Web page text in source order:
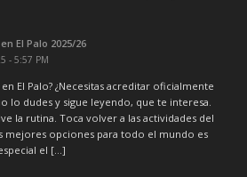
El Palo 2025/26
- 5:57 PM
El Palo? ¿Necesitas acreditar oficialmente
lo dudes y sigue leyendo, que te interesa.
la rutina. Toca volver a las actividades del
mejores opciones para todo el mundo es
el […]